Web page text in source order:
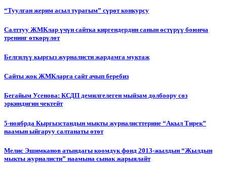
“Туулган жерим асыл турагым” сүрөт конкурсу
Салттуу ЖМКлар үчүн сайтка киргендердин санын өстүрүү боюнча
тренинг өткөрүлөт
Белгилүү кыргыз журналисти жардамга муктаж
Сайты жок ЖМКларга сайт ачып беребиз
Бегайым Усенова: КСДП демилгелеген мыйзам долбоору сөз
эркиндигин чектейт
5-ноябрда Кыргызстандын мыкты журналисттерине “Акыл Тирек”
наамын ыйгаруу салтанаты өтөт
Мелис Эшимканов атындагы коомдук фонд 2013-жылдын “Жылдын
мыкты журналисти” наамына сынак жарыялайт